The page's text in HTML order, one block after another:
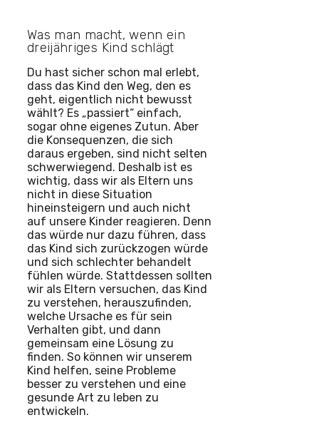
Was man macht, wenn ein
dreijähriges Kind schlägt
Du hast sicher schon mal erlebt,
dass das Kind den Weg, den es
geht, eigentlich nicht bewusst
wählt? Es „passiert“ einfach,
sogar ohne eigenes Zutun. Aber
die Konsequenzen, die sich
daraus ergeben, sind nicht selten
schwerwiegend. Deshalb ist es
wichtig, dass wir als Eltern uns
nicht in diese Situation
hineinsteigern und auch nicht
auf unsere Kinder reagieren. Denn
das würde nur dazu führen, dass
das Kind sich zurückzogen würde
und sich schlechter behandelt
fühlen würde. Stattdessen sollten
wir als Eltern versuchen, das Kind
zu verstehen, herauszufinden,
welche Ursache es für sein
Verhalten gibt, und dann
gemeinsam eine Lösung zu
finden. So können wir unserem
Kind helfen, seine Probleme
besser zu verstehen und eine
gesunde Art zu leben zu
entwickeln.